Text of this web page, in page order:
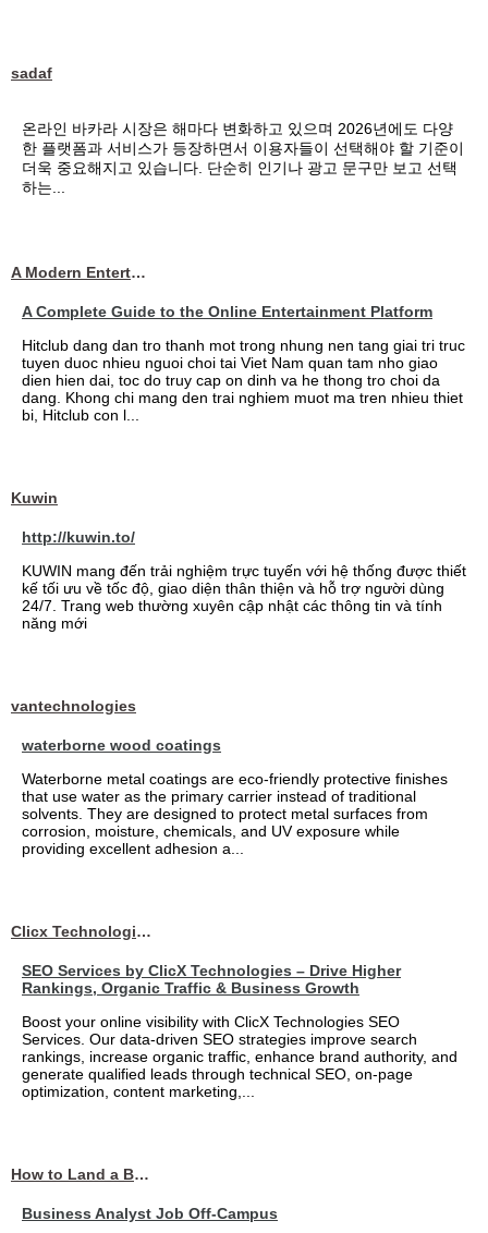
sadaf
온라인 바카라 시장은 해마다 변화하고 있으며 2026년에도 다양
한 플랫폼과 서비스가 등장하면서 이용자들이 선택해야 할 기준이
더욱 중요해지고 있습니다. 단순히 인기나 광고 문구만 보고 선택
하는...
A Modern Entertainment Platform Bringing
A Complete Guide to the Online Entertainment Platform
Hitclub dang dan tro thanh mot trong nhung nen tang giai tri truc
tuyen duoc nhieu nguoi choi tai Viet Nam quan tam nho giao
dien hien dai, toc do truy cap on dinh va he thong tro choi da
dang. Khong chi mang den trai nghiem muot ma tren nhieu thiet
bi, Hitclub con l...
Kuwin
http://kuwin.to/
KUWIN mang đến trải nghiệm trực tuyến với hệ thống được thiết
kế tối ưu về tốc độ, giao diện thân thiện và hỗ trợ người dùng
24/7. Trang web thường xuyên cập nhật các thông tin và tính
năng mới
vantechnologies
waterborne wood coatings
Waterborne metal coatings are eco-friendly protective finishes
that use water as the primary carrier instead of traditional
solvents. They are designed to protect metal surfaces from
corrosion, moisture, chemicals, and UV exposure while
providing excellent adhesion a...
Clicx Technologies
SEO Services by ClicX Technologies – Drive Higher
Rankings, Organic Traffic & Business Growth
Boost your online visibility with ClicX Technologies SEO
Services. Our data-driven SEO strategies improve search
rankings, increase organic traffic, enhance brand authority, and
generate qualified leads through technical SEO, on-page
optimization, content marketing,...
How to Land a Business Analyst Job Off-Campus When Your College Has Zero Tech Connections
Business Analyst Job Off-Campus